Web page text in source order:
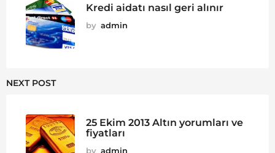
Kredi aidatı nasıl geri alınır
by admin
NEXT POST
25 Ekim 2013 Altın yorumları ve
fiyatları
by admin